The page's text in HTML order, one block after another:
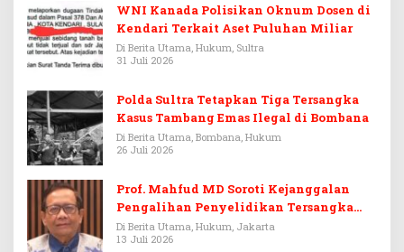
WNI Kanada Polisikan Oknum Dosen di
Kendari Terkait Aset Puluhan Miliar
Di Berita Utama, Hukum, Sultra
31 Juli 2026
Polda Sultra Tetapkan Tiga Tersangka
Kasus Tambang Emas Ilegal di Bombana
Di Berita Utama, Bombana, Hukum
26 Juli 2026
Prof. Mahfud MD Soroti Kejanggalan
Pengalihan Penyelidikan Tersangka
Febrie Adriansyah
Di Berita Utama, Hukum, Jakarta
13 Juli 2026